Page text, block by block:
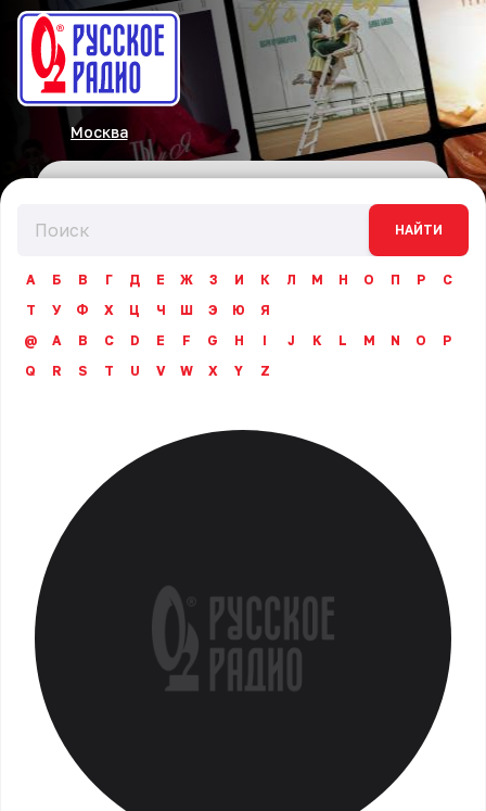
Москва
НАЙТИ
А Б В Г Д Е Ж З И К Л М Н О П Р
С
Т
У Ф Х Ц Ч Ш Э Ю
Я
@
A B C D E F G H I J K L M N O
P
Q
R S T U V W X Y Z